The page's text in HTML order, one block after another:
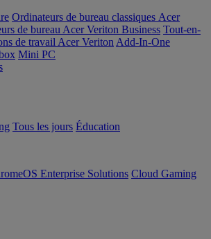
Ordinateurs de bureau classiques Acer
de bureau Acer Veriton Business Tout-en-
de travail Acer Veriton Add-In-One
Mini PC
Tous les jours Éducation
Enterprise Solutions Cloud Gaming